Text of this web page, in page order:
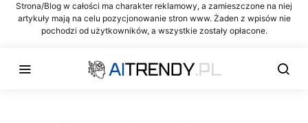
Strona/Blog w całości ma charakter reklamowy, a zamieszczone na niej
artykuły mają na celu pozycjonowanie stron www. Żaden z wpisów nie
pochodzi od użytkowników, a wszystkie zostały opłacone.